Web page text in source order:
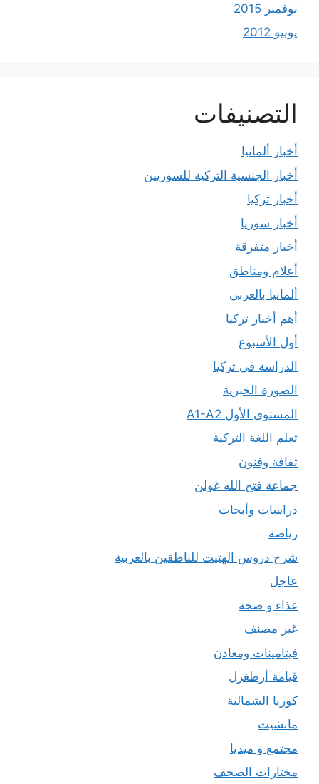
نوفمبر 2015
يونيو 2012
التصنيفات
أخبار ألمانيا
أخبار الجنسية التركية للسوريين
أخبار تركيا
أخبار سوريا
أخبار متفرقة
أعلام ومناطق
ألمانيا بالعربي
أهم أخبار تركيا
أول الأسبوع
الدراسة في تركيا
الصورة الخبرية
المستوى الأول A1-A2
تعلم اللغة التركية
ثقافة وفنون
جماعة فتح الله غولن
دراسات وأبحاث
رياضة
شرح دروس الهتيت للناطقين بالعربية
عاجل
غذاء و صحة
غير مصنف
فيتامينات ومعادن
قيامة أرطغرل
كوريا الشمالية
مانشيت
مجتمع و ميديا
مختارات الصحف